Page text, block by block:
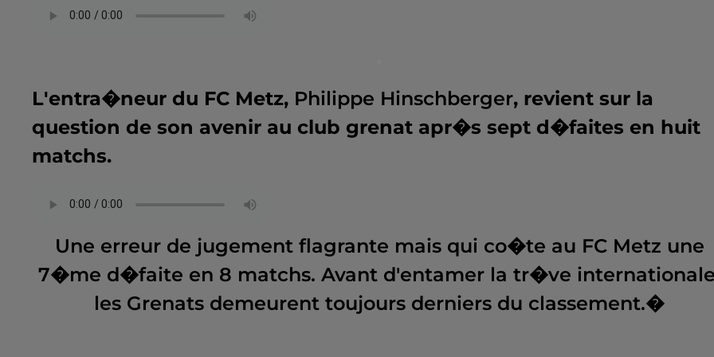
L'entra�neur du FC Metz, Philippe Hinschberger, revient sur la
question de son avenir au club grenat apr�s sept d�faites en huit
matchs.
Une erreur de jugement flagrante mais qui co�te au FC Metz une
7�me d�faite en 8 matchs. Avant d'entamer la tr�ve
les Grenats demeurent toujours derniers du classement.�